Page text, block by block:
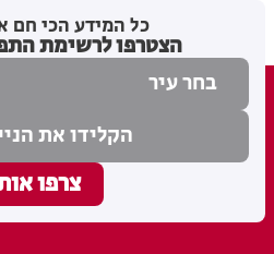
כל המידע הכי חם
הצטרפו לרשימת